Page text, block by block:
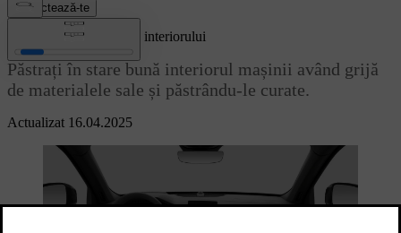
Conectează-te
Actualizat 16.04.2025
Curățarea și întreținerea interiorului
Păstrați în stare bună interiorul mașinii având grijă
de materialele sale și păstrându-le curate.